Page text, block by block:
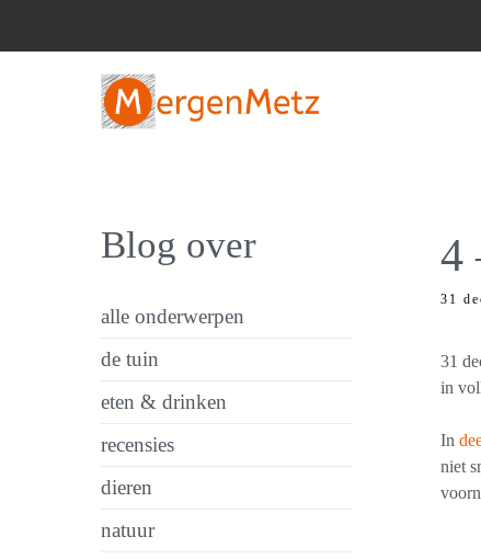
4
31
31
in
In
niet
Blog over
alle onderwerpen
de tuin
eten & drinken
recensies
dieren
natuur